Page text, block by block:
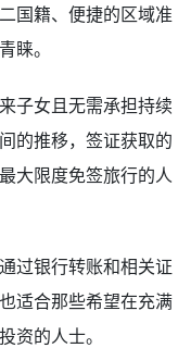
国籍、便捷的区域准
睐。
子女且无需承担持续
的推移，签证获取的
大限度免签旅行的人
过银行转账和相关证
适合那些希望在充满
资的人士。